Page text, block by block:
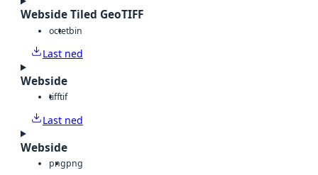
Webside Tiled GeoTIFF
octetbin
Last ned
Webside
tifftif
Last ned
Webside
pngpng